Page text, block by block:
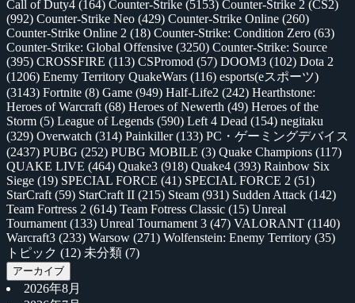
Call of Duty4 (164) Counter-Strike (5153) Counter-Strike 2 (CS2)
(992) Counter-Strike Neo (429) Counter-Strike Online (260)
Counter-Strike Online 2 (18) Counter-Strike: Condition Zero (63)
Counter-Strike: Global Offensive (3250) Counter-Strike: Source
(395) CROSSFIRE (113) CSPromod (57) DOOM3 (102) Dota 2
(1206) Enemy Territory QuakeWars (116) esports(eスポーツ)
(3143) Fortnite (8) Game (949) Half-Life2 (242) Hearthstone:
Heroes of Warcraft (68) Heroes of Newerth (49) Heroes of the
Storm (5) League of Legends (590) Left 4 Dead (154) negitaku
(329) Overwatch (314) Painkiller(133) PC・ゲーミングデバイス
(2437) PUBG (252) PUBG MOBILE (3) Quake Champions (117)
QUAKE LIVE (464) Quake3 (918) Quake4 (393) Rainbow Six
Siege (19) SPECIAL FORCE (41) SPECIAL FORCE 2 (51)
StarCraft (59) StarCraft II (215) Steam (931) Sudden Attack (142)
Team Fortress 2 (614) Team Fotress Classic (15) Unreal
Tournament (133) Unreal Tournament 3 (47) VALORANT (1140)
Warcraft3 (233) Warsow (271) Wolfenstein: Enemy Territory (35)
トピック (12) 未分類 (7)
アーカイブ
2026年8月